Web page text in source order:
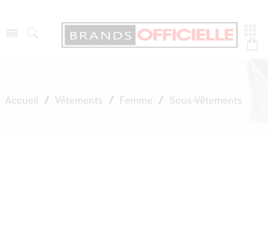
Accueil / Vêtements / Femme / Sous-Vêtements